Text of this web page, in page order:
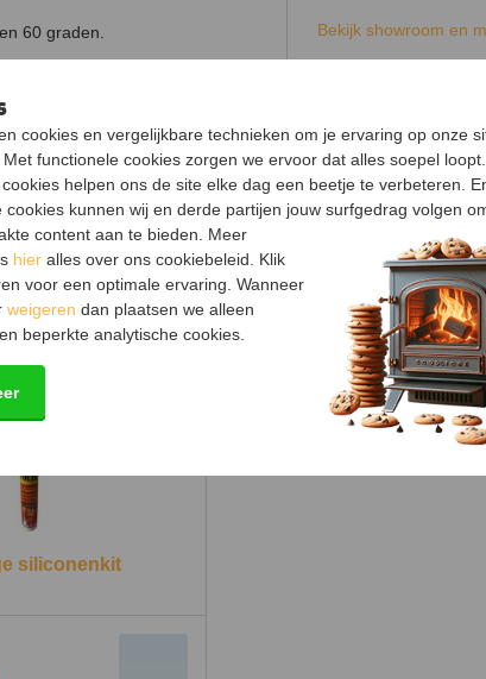
60 graden. Bekijk showroom en
Product
Diameter
Materiaal
Keurmerk
siliconenkit
cookies en vergelijkbare technieken om je ervaring op onze
functionele cookies zorgen we ervoor dat alles soepel loopt.
helpen ons de site elke dag een beetje te verbeteren.
cookies kunnen wij en derde partijen jouw surfgedrag volgen
content aan te bieden. Meer
hier alles over ons cookiebeleid. Klik
voor een optimale ervaring. Wanneer
weigeren dan plaatsen we alleen
beperkte analytische cookies.